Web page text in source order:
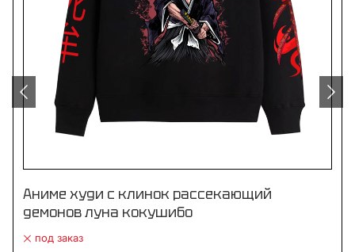
Аниме худи с клинок рассекающий
демонов луна кокушибо
под заказ